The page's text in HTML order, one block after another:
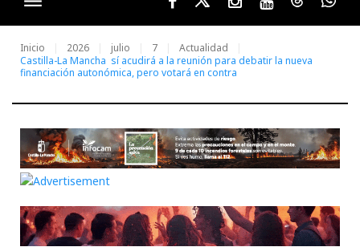
FacebookTwitterInstagram
YoutubeThreads
Inicio 2026 julio 7
Actualidad
Castilla-La Mancha sí acudirá a la reunión para debatir la nueva
financiación autonómica, pero votará en contra